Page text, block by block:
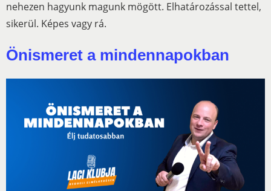
nehezen hagyunk magunk mögött. Elhatározással tettel,
sikerül. Képes vagy rá.
Önismeret a mindennapokban